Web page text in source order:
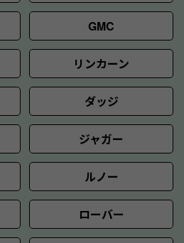
GMC
リンカーン
ダッジ
ジャガー
ルノー
ローバー